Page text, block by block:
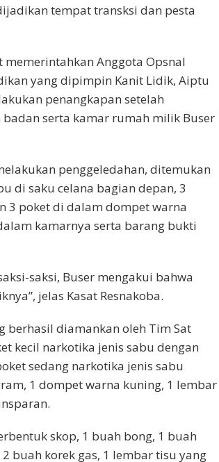
tempat transksi dan pesta
Anggota Opsnal
yang dipimpin Kanit Lidik, Aiptu
penangkapan setelah
serta kamar rumah milik Buser
penggeledahan, ditemukan
di saku celana bagian depan, 3
3 poket di dalam dompet warna
kamarnya serta barang bukti
saksi, Buser mengakui bahwa
jelas Kasat Resnakoba.
berhasil diamankan oleh Tim Sat
kecil narkotika jenis sabu dengan
sedang narkotika jenis sabu
1 dompet warna kuning, 1 lembar
skop, 1 buah bong, 1 buah
buah korek gas, 1 lembar tisu yang